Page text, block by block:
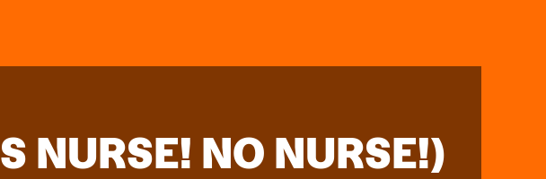
NURSE! NO NURSE!)